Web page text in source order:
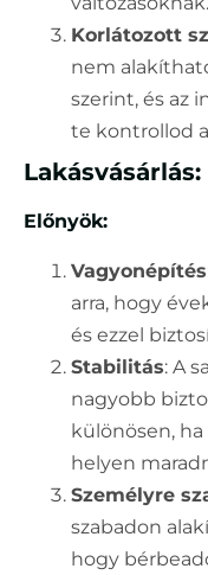
Korlátozott
nem
szerint, és az
te kontrollod
Előnyök:
Vagyonépítés
arra, hogy
és ezzel
Stabilitás: A
nagyobb
különösen,
helyen
Személyre
szabadon
hogy